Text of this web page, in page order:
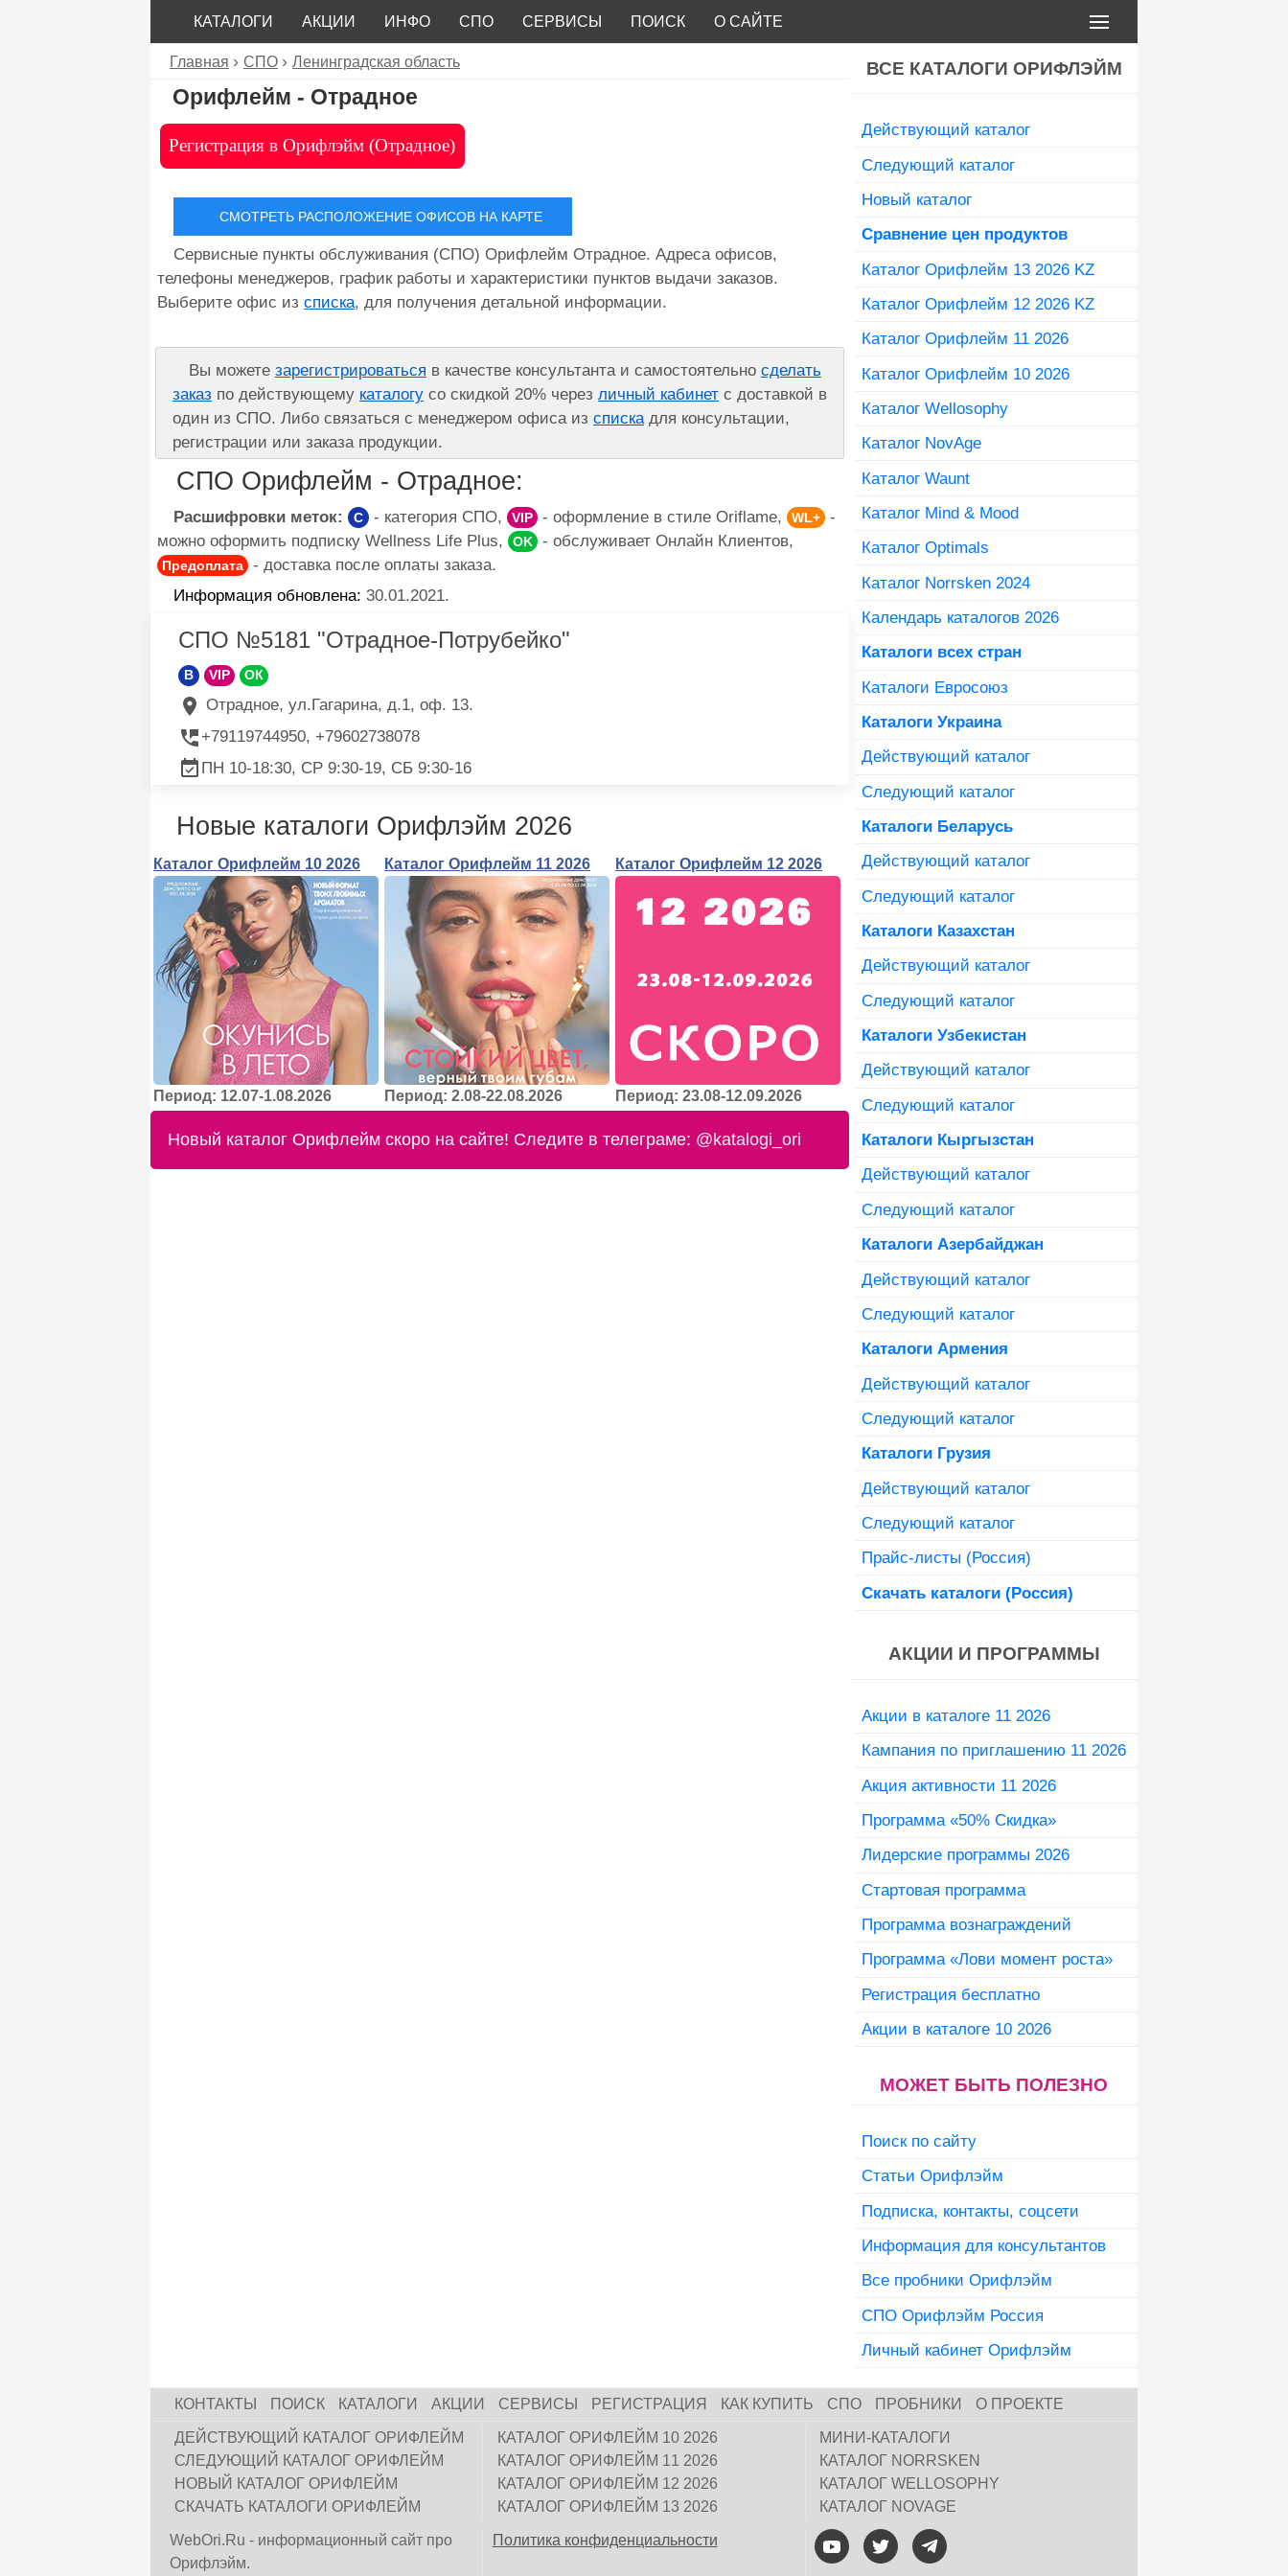
КАТАЛОГИ АКЦИИ ИНФО СПО СЕРВИСЫ ПОИСК О САЙТЕ
Главная СПО Ленинградская область
Орифлейм - Отрадное
Регистрация в Орифлэйм (Отрадное)
СМОТРЕТЬ РАСПОЛОЖЕНИЕ ОФИСОВ НА КАРТЕ
Сервисные пункты обслуживания (СПО) Орифлейм Отрадное. Адреса офисов,
телефоны менеджеров, график работы и характеристики пунктов выдачи заказов.
Выберите офис изсписка, для получения детальной информации.
Вы можете зарегистрироваться в качестве консультанта и самостоятельно сделать
заказ по действующему каталогу со скидкой 20% черезличный кабинет с доставкой в
один из СПО. Либо связаться с менеджером офиса изспискадля консультации,
регистрации или заказа продукции.
СПО Орифлейм - Отрадное:
Расшифровки меток: C - категория СПО, VIP - оформление в стиле Oriflame, WL+
-
можно оформить подписку Wellness Life Plus, OK - обслуживает Онлайн Клиентов,
Предоплата
- доставка после оплаты заказа.
Информация обновлена: 30.01.2021.
СПО №5181 "Отрадное-Потрубейко"
B VIP ОК
Отрадное, ул.Гагарина, д.1, оф. 13.
+79119744950, +79602738078
ПН 10-18:30, СР 9:30-19, СБ 9:30-16
Новые каталоги Орифлэйм 2026
Каталог Орифлейм 10 2026
Период: 12.07-1.08.2026
Каталог Орифлейм 11 2026
Период: 2.08-22.08.2026
Каталог Орифлейм 12 2026
Период: 23.08-12.09.2026
Новый каталог Орифлейм скоро на сайте! Следите в телеграме: @katalogi_ori
ВСЕ КАТАЛОГИ ОРИФЛЭЙМ
Действующий каталог
Следующий каталог
Новый каталог
Сравнение цен продуктов
Каталог Орифлейм 13 2026 KZ
Каталог Орифлейм 12 2026 KZ
Каталог Орифлейм 11 2026
Каталог Орифлейм 10 2026
Каталог Wellosophy
Каталог NovAge
Каталог Waunt
Каталог Mind & Mood
Каталог Optimals
Каталог Norrsken 2024
Календарь каталогов 2026
Каталоги всех стран
Каталоги Евросоюз
Каталоги Украина
Действующий каталог
Следующий каталог
Каталоги Беларусь
Действующий каталог
Следующий каталог
Каталоги Казахстан
Действующий каталог
Следующий каталог
Каталоги Узбекистан
Действующий каталог
Следующий каталог
Каталоги Кыргызстан
Действующий каталог
Следующий каталог
Каталоги Азербайджан
Действующий каталог
Следующий каталог
Каталоги Армения
Действующий каталог
Следующий каталог
Каталоги Грузия
Действующий каталог
Следующий каталог
Прайс-листы (Россия)
Скачать каталоги (Россия)
АКЦИИ И ПРОГРАММЫ
Акции в каталоге 11 2026
Кампания по приглашению 11 2026
Акция активности 11 2026
Программа «50% Скидка»
Лидерские программы 2026
Стартовая программа
Программа вознаграждений
Программа «Лови момент роста»
Регистрация бесплатно
Акции в каталоге 10 2026
МОЖЕТ БЫТЬ ПОЛЕЗНО
Поиск по сайту
Статьи Орифлэйм
Подписка, контакты, соцсети
Информация для консультантов
Все пробники Орифлэйм
СПО Орифлэйм Россия
Личный кабинет Орифлэйм
КОНТАКТЫ ПОИСК КАТАЛОГИ АКЦИИ СЕРВИСЫ РЕГИСТРАЦИЯ КАК КУПИТЬ СПО ПРОБНИКИ О ПРОЕКТЕ
ДЕЙСТВУЮЩИЙ КАТАЛОГ ОРИФЛЕЙМ
СЛЕДУЮЩИЙ КАТАЛОГ ОРИФЛЕЙМ
НОВЫЙ КАТАЛОГ ОРИФЛЕЙМ
СКАЧАТЬ КАТАЛОГИ ОРИФЛЕЙМ
КАТАЛОГ ОРИФЛЕЙМ 10 2026
КАТАЛОГ ОРИФЛЕЙМ 11 2026
КАТАЛОГ ОРИФЛЕЙМ 12 2026
КАТАЛОГ ОРИФЛЕЙМ 13 2026
МИНИ-КАТАЛОГИ
КАТАЛОГ NORRSKEN
КАТАЛОГ WELLOSOPHY
КАТАЛОГ NOVAGE
WebOri.Ru - информационный сайт про
Орифлэйм.
Политика конфиденциальности